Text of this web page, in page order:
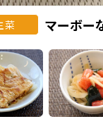
菜 マーボー